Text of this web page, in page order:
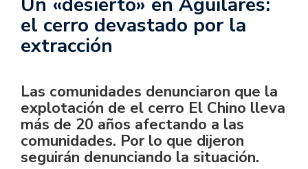
el cerro devastado por la
extracción
Las comunidades denunciaron que la
explotación de el cerro El Chino lleva
más de 20 años afectando a las
comunidades. Por lo que dijeron
seguirán denunciando la situación.